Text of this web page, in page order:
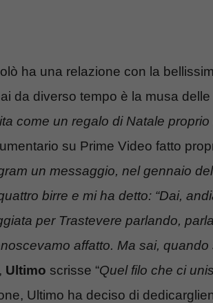
ha una relazione con la
da diverso tempo è la musa
come un regalo di Natale proprio
su Prime Video fatto
un messaggio, nel gennaio
birre e mi ha detto: “Dai,
per Trastevere parlando,
affatto. Ma sai,
Ultimo scrisse “Quel filo che ci
Ultimo ha deciso di